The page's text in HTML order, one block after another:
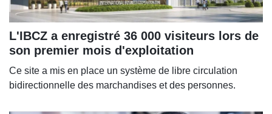
L'IBCZ a enregistré 36 000 visiteurs lors de
son premier mois d'exploitation
Ce site a mis en place un système de libre circulation
bidirectionnelle des marchandises et des personnes.